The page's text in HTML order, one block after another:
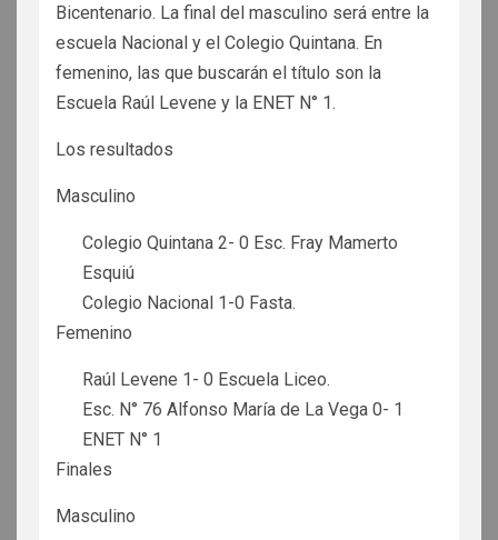
Bicentenario. La final del masculino será entre la
escuela Nacional y el Colegio Quintana. En
femenino, las que buscarán el título son la
Escuela Raúl Levene y la ENET N° 1.
Los resultados
Masculino
Colegio Quintana 2- 0 Esc. Fray Mamerto
Esquiú
Colegio Nacional 1-0 Fasta.
Femenino
Raúl Levene 1- 0 Escuela Liceo.
Esc. N° 76 Alfonso María de La Vega 0- 1
ENET N° 1
Finales
Masculino